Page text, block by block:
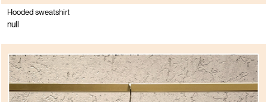
Hooded sweatshirt
null